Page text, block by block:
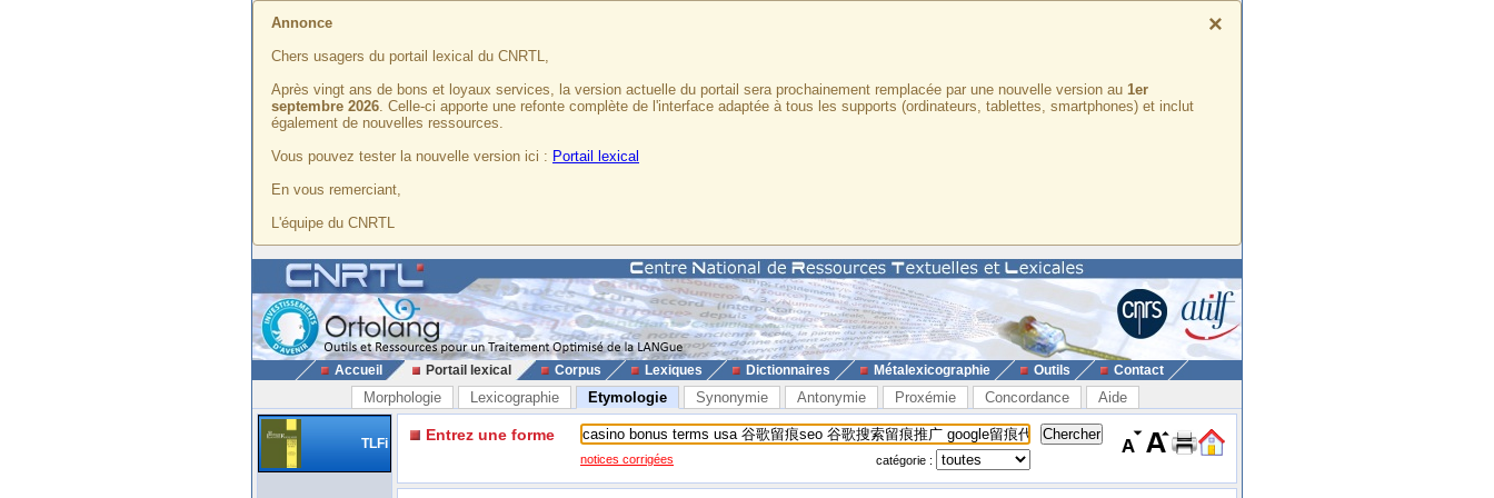
×
Annonce
Chers usagers du portail lexical du CNRTL,
Après vingt ans de bons et loyaux services, la version actuelle du portail sera prochainement remplacée par une nouvelle version au 1er
septembre 2026. Celle-ci apporte une refonte complète de l'interface adaptée à tous les supports (ordinateurs, tablettes, smartphones) et inclut
également de nouvelles ressources.
Vous pouvez tester la nouvelle version ici : Portail lexical
En vous remerciant,
L'équipe du CNRTL
Accueil Portail lexical Corpus Lexiques Dictionnaires Métalexicographie Outils Contact
Morphologie Lexicographie Etymologie Synonymie Antonymie Proxémie Concordance Aide
TLFi Entrez une forme
notices corrigées catégorie :